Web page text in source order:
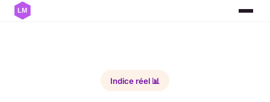
Indice réel 📊